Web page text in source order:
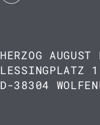
HERZOG
LESSINGPLATZ 1
D-38304